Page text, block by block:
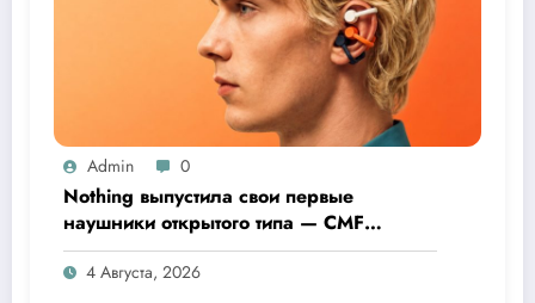
Admin 0
Nothing выпустила свои первые
наушники открытого типа — CMF
Clip Pro
4 Августа, 2026